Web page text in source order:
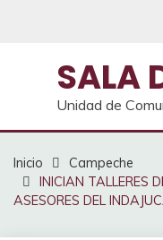
SALA
Unidad de
Inicio
Campeche
INICIAN TALLERES
ASESORES DEL